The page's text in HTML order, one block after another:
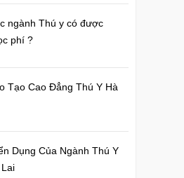
ngành Thú y có được
phí ?
Tạo Cao Đẳng Thú Y Hà
Dụng Của Ngành Thú Y